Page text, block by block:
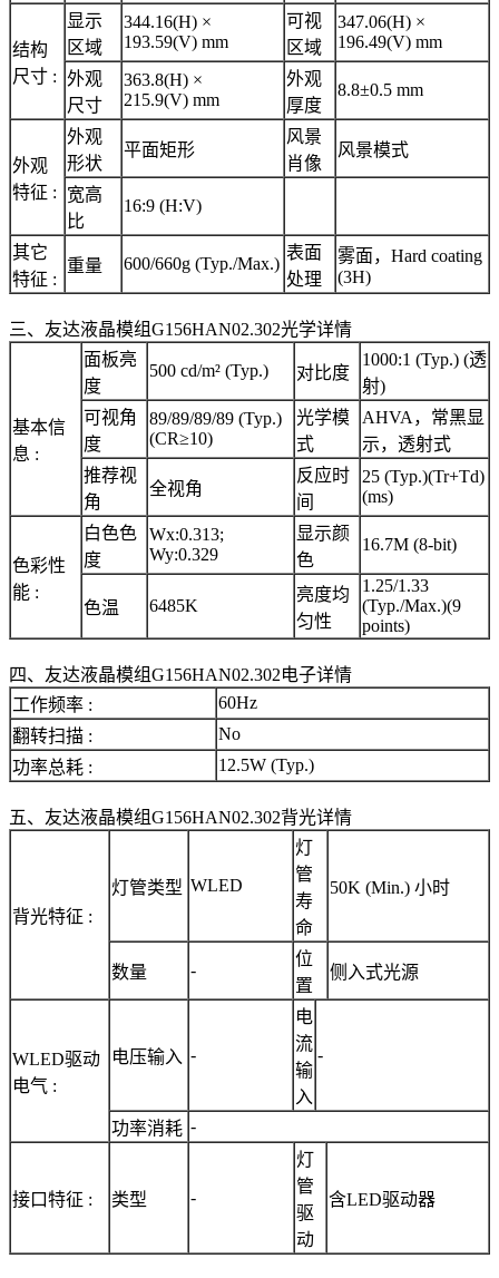
结构
尺寸 :
显示
区域
344.16(H) ×
193.59(V) mm
可视
区域
347.06(H) ×
196.49(V) mm
外观
尺寸
363.8(H) ×
215.9(V) mm
外观
厚度
8.8±0.5 mm
外观
特征 :
外观
形状
平面矩形
风景
肖像
风景模式
宽高
比
16:9 (H:V)
其它
特征 :
重量 600/660g (Typ./Max.)
表面
处理
雾面，Hard coating
(3H)
三、友达液晶模组G156HAN02.302光学详情
基本信
息 :
面板亮
度
500 cd/m² (Typ.) 对比度
1000:1 (Typ.) (透
射)
可视角
度
89/89/89/89 (Typ.)
(CR≥10)
光学模
式
AHVA，常黑显
示，透射式
推荐视
角
全视角
反应时
间
25 (Typ.)(Tr+Td)
(ms)
色彩性
能 :
白色色
度
Wx:0.313;
Wy:0.329
显示颜
色
16.7M (8-bit)
色温 6485K
亮度均
匀性
1.25/1.33
(Typ./Max.)(9
points)
四、友达液晶模组G156HAN02.302电子详情
工作频率 :
60Hz
翻转扫描 :
No
功率总耗 :
12.5W (Typ.)
五、友达液晶模组G156HAN02.302背光详情
背光特征 :
灯管类型 WLED
灯
管
寿
命
50K (Min.) 小时
数量 -
位
置
侧入式光源
WLED驱动
电气 :
电压输入 -
电
流
输
入
-
功率消耗 -
接口特征 : 类型 -
灯
管
驱
动
含LED驱动器